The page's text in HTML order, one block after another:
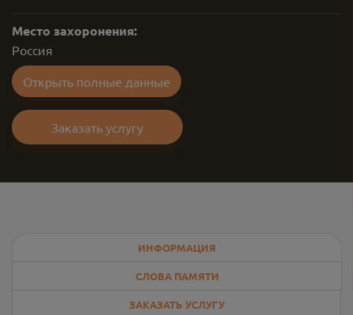
Место захоронения:
Россия
Открыть полные данные
Заказать услугу
ИНФОРМАЦИЯ
СЛОВА ПАМЯТИ
ЗАКАЗАТЬ УСЛУГУ